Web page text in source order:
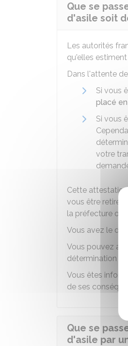
Que se
d'asile soit
Les autorités
qu'elles
Dans l'attente
Si vous
placé
Si vous
votre
Cette
vous être retirée
la préfecture ou
Vous avez le
Vous pouvez
détermination
Vous êtes
de ses
Que se
d'asile par